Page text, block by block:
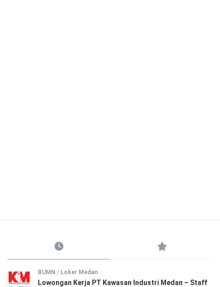
BUMN / Loker Medan
Lowongan Kerja PT Kawasan Industri Medan – Staff